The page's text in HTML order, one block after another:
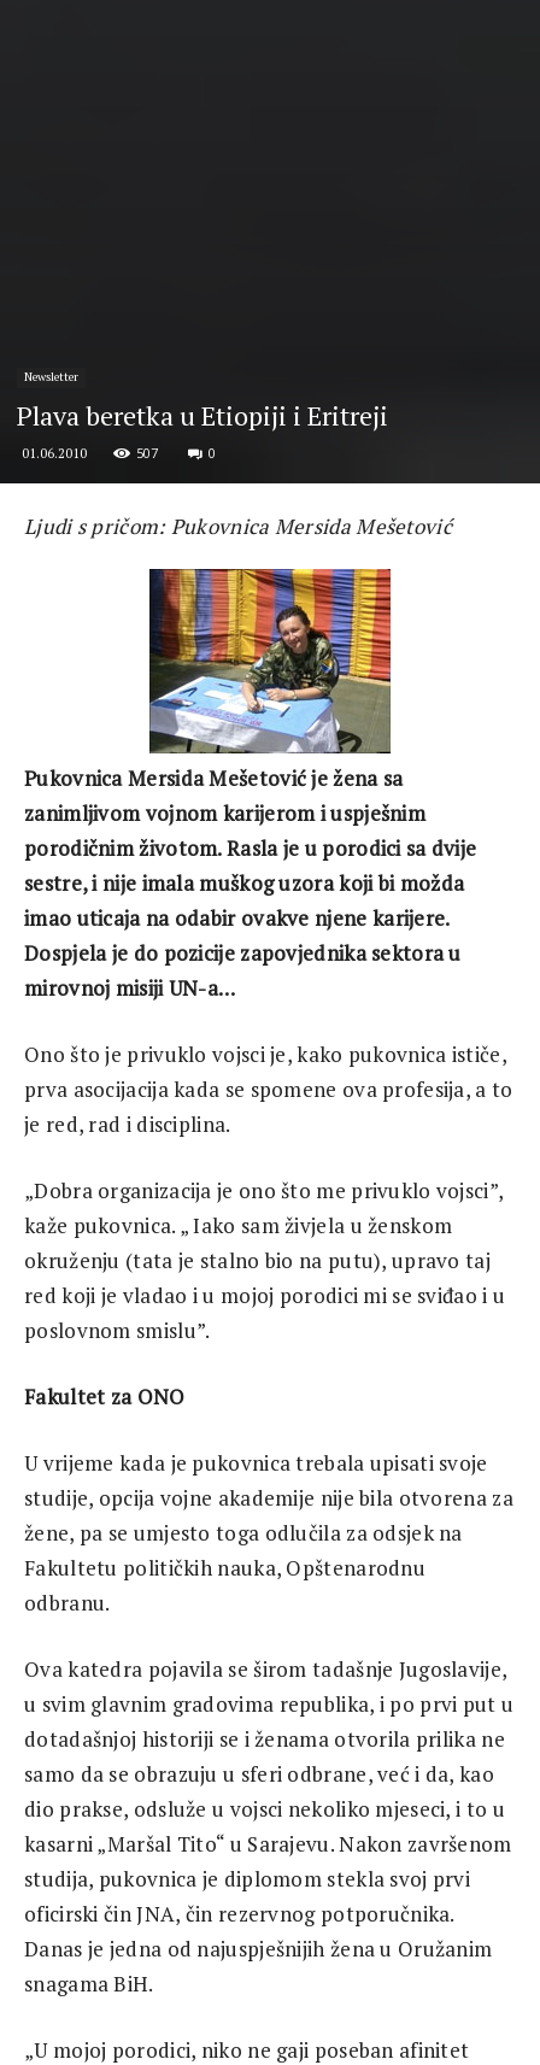
Newsletter
Plava beretka u Etiopiji i Eritreji
01.06.2010 507 0
Ljudi s pričom: Pukovnica Mersida Mešetović
PukovnicaMersida Mešetović je žena sa
zanimljivom vojnom karijerom i uspješnim
porodičnim životom. Rasla je u porodici sa dvije
sestre, i nije imalamuškoguzorakojibimožda
imao uticajana odabir ovakvenjene karijere.
Dospjela je do pozicije zapovjednika sektora u
mirovnoj misiji UN-a…
Ono što je privuklo vojsci je, kako pukovnica ističe,
prva asocijacija kada se spomene ova profesija, a to
je red, rad i disciplina.
„Dobra organizacija je ono što me privuklo vojsci”,
kaže pukovnica. „ Iako sam živjela u ženskom
okruženju (tata je stalno bio na putu), upravo taj
red koji je vladao i u mojoj porodici mi se sviđao i u
poslovnom smislu”.
Fakultet za ONO
U vrijeme kada je pukovnica trebala upisati svoje
studije, opcija vojne akademije nije bila otvorena za
žene, pa se umjesto toga odlučila za odsjek na
Fakultetu političkih nauka, Opštenarodnu
odbranu.
Ova katedra pojavila se širom tadašnje Jugoslavije,
u svim glavnim gradovima republika, i po prvi put u
dotadašnjoj historiji se i ženama otvorila prilika ne
samo da se obrazuju u sferi odbrane, već i da, kao
dio prakse, odsluže u vojsci nekoliko mjeseci, i to u
kasarni „Maršal Tito“ u Sarajevu. Nakon završenom
studija, pukovnica je diplomom stekla svoj prvi
oficirski čin JNA, čin rezervnog potporučnika.
Danas je jedna od najuspješnijih žena u Oružanim
snagama BiH.
„U mojoj porodici, niko ne gaji poseban afinitet